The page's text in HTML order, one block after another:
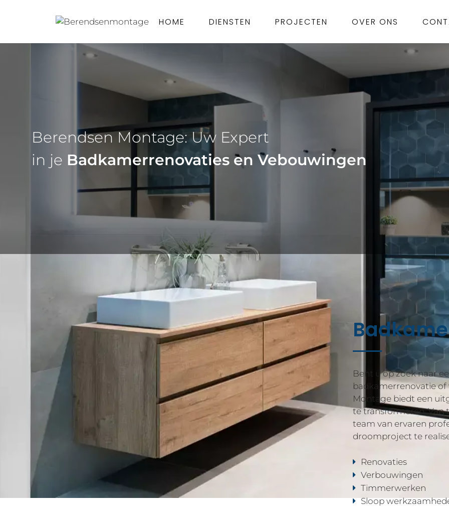
HOME DIENSTEN PROJECTEN OVER ONS
Berendsen Montage: Uw Expert
in je Badkamerrenovaties en Vebouwingen
Bent u op zoek naar
badkamerrenovatie
Montage biedt een
te transformeren.
team van ervaren
droomproject te
Renovaties
Verbouwingen
Timmerwerken
Sloop